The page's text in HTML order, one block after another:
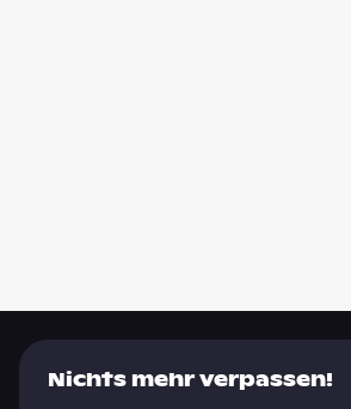
Nichts mehr verpassen!